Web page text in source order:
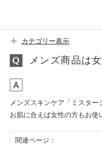
カテゴリー表示
メンズ商品は
メンズスキンケア「ミスター
お肌に合えば女性の方もお使
関連ページ：